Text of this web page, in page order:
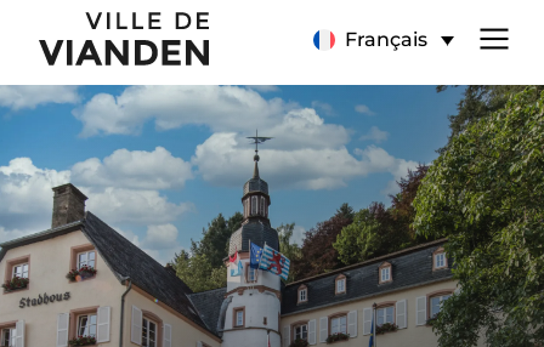
Page
d’accueil
Français
Menu
de
navigation
principal